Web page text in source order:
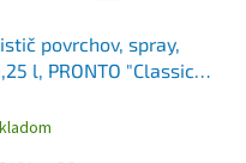
povrchov, spray,
l, PRONTO "Classic